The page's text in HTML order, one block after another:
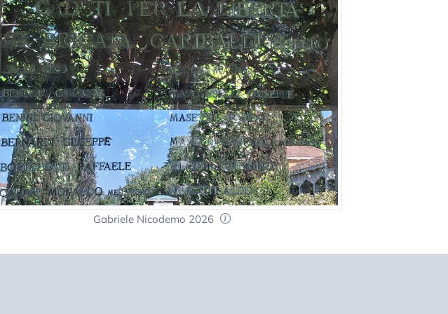
Gabriele Nicodemo 2026